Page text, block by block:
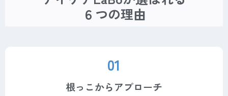
６つの理由
01
根っこからアプローチ